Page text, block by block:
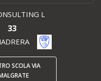
L
33
SCOLA VIA